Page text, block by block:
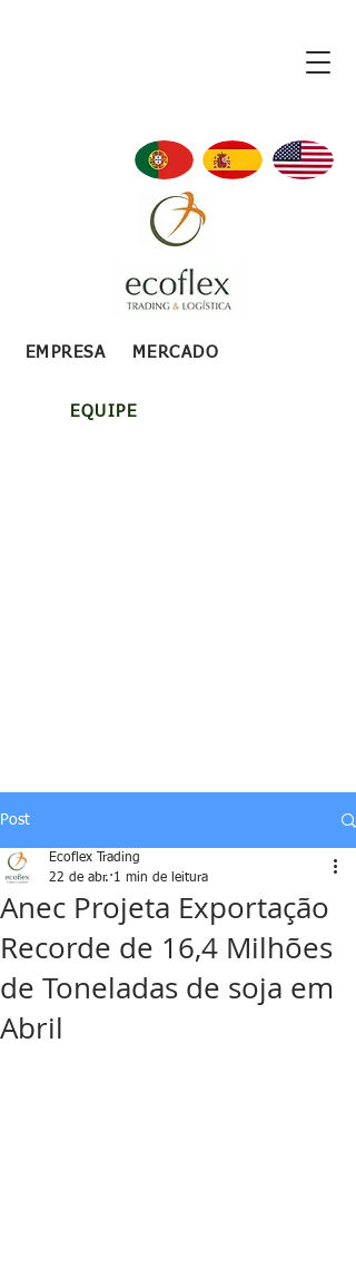
EMPRESA MERCADO
EQUIPE
Post
Anec Projeta Exportação
Recorde de 16,4 Milhões
de Toneladas de soja em
Abril
Ecoflex Trading
22 de abr. 1 min de leitura